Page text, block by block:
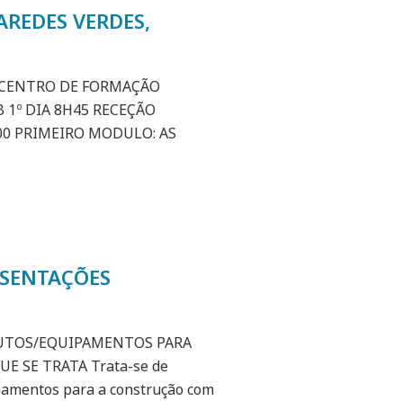
VERDES,
DE FORMAÇÃO
DIA 8H45 RECEÇÃO
PRIMEIRO MODULO: AS
EQUIPAMENTOS PARA
SE TRATA Trata-se de
para a construção com